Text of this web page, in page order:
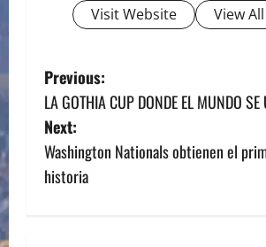
Visit Website View
P
o
s
t
Previous:
LA GOTHIA CUP DONDE EL MUNDO SE
Next:
Washington Nationals obtienen el
historia